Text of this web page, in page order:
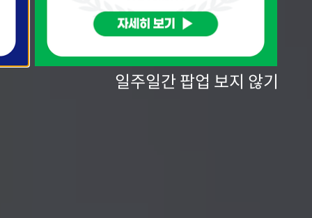
일주일간 팝업 보지 않기